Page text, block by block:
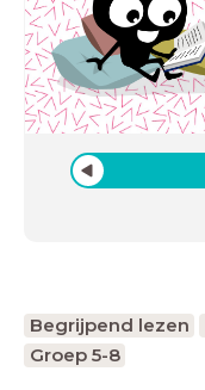
Begrijpend lezen
Groep 5-8